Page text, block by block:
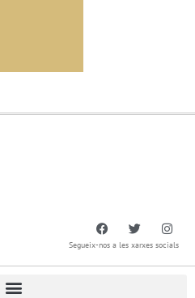
Segueix-nos a les xarxes socials